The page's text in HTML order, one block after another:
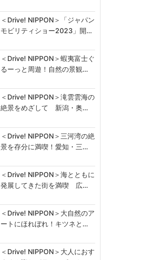
＜Drive! NIPPON＞「ジャパン
モビリティショー2023」開…
＜Drive! NIPPON＞蝦夷富士ぐ
るーっと周遊！自然の景観…
＜Drive! NIPPON＞滝雲雲海の
絶景をめざして 新潟・奥…
＜Drive! NIPPON＞三河湾の絶
景を存分に満喫！愛知・三…
＜Drive! NIPPON＞海とともに
発展してきた街を満喫 広…
＜Drive! NIPPON＞大自然のア
ートにほれぼれ！キツネと…
＜Drive! NIPPON＞大人におす